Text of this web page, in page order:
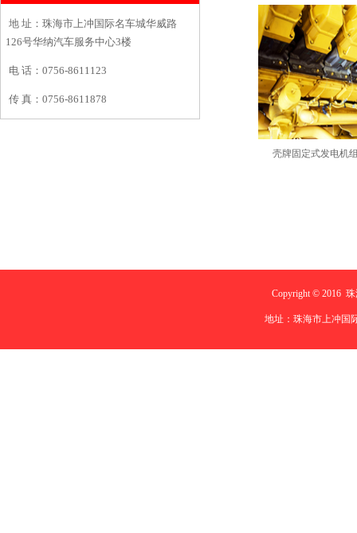
地 址：珠海市上冲国际名车城华威路
126号华纳汽车服务中心3楼
电 话：0756-8611123
传 真：0756-8611878
壳牌固定式发电机
Copyright © 2016
地址：珠海市上冲国